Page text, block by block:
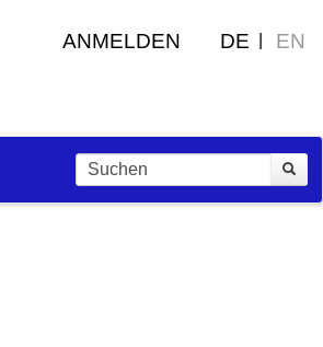
ANMELDEN DE EN